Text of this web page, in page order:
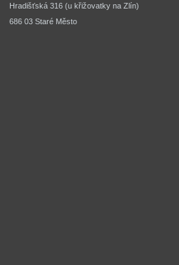
Hradišťská 316 (u křižovatky na Zlín)
686 03 Staré Město